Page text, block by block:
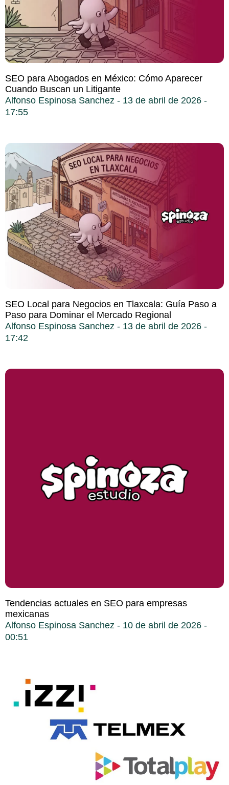
SEO para Abogados en México: Cómo Aparecer
Cuando Buscan un Litigante
Alfonso Espinosa Sanchez
13 de abril de 2026
17:55
SEO Local para Negocios en Tlaxcala: Guía Paso a
Paso para Dominar el Mercado Regional
Alfonso Espinosa Sanchez
13 de abril de 2026
17:42
Tendencias actuales en SEO para empresas
mexicanas
Alfonso Espinosa Sanchez
10 de abril de 2026
00:51